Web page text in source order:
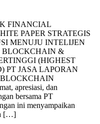
FINANCIAL
PAPER STRATEGIS
MENUJU INTELIJEN
BLOCKCHAIN &
(HIGHEST
PT JASA LAPORAN
apresiasi, dan
bersama PT
ini menyampaikan
[…]